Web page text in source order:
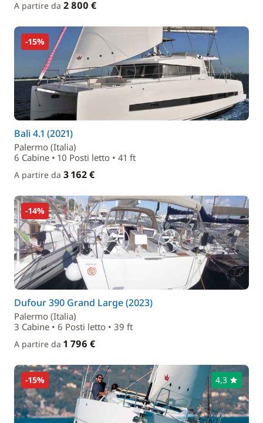
A partire da 2 800 €
-15%
Bali 4.1 (2021)
Palermo (Italia)
6 Cabine • 10 Posti letto • 41 ft
A partire da 3 162 €
-14%
Dufour 390 Grand Large (2023)
Palermo (Italia)
3 Cabine • 6 Posti letto • 39 ft
A partire da 1 796 €
-15% 4,3